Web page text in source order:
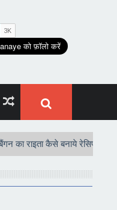
कैसे बनाये रेसिपी हिंदी में |